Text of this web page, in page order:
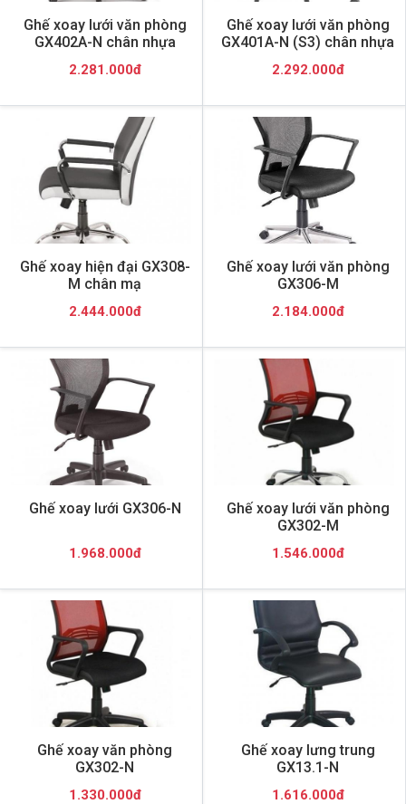
Ghế xoay lưới văn phòng
GX402A-N chân nhựa
2.281.000đ
Ghế xoay lưới văn phòng
GX401A-N (S3) chân nhựa
2.292.000đ
Ghế xoay hiện đại GX308-
M chân mạ
2.444.000đ
Ghế xoay lưới văn phòng
GX306-M
2.184.000đ
Ghế xoay lưới GX306-N
1.968.000đ
Ghế xoay lưới văn phòng
GX302-M
1.546.000đ
Ghế xoay văn phòng
GX302-N
1.330.000đ
Ghế xoay lưng trung
GX13.1-N
1.616.000đ